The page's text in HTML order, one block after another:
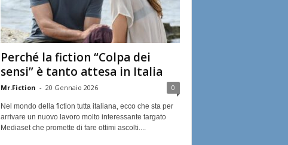
Perché la fiction “Colpa dei
sensi” è tanto attesa in Italia
Mr.Fiction - 20 Gennaio 2026 0
Nel mondo della fiction tutta italiana, ecco che sta per
arrivare un nuovo lavoro molto interessante targato
Mediaset che promette di fare ottimi ascolti....